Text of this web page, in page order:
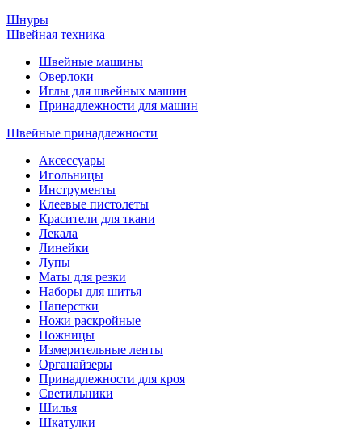
Шнуры
Швейная техника
Швейные машины
Оверлоки
Иглы для швейных машин
Принадлежности для машин
Швейные принадлежности
Аксессуары
Игольницы
Инструменты
Клеевые пистолеты
Красители для ткани
Лекала
Линейки
Лупы
Маты для резки
Наборы для шитья
Наперстки
Ножи раскройные
Ножницы
Измерительные ленты
Органайзеры
Принадлежности для кроя
Светильники
Шилья
Шкатулки